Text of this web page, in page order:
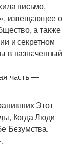
письмо,
извещающее о
а также
и секретном
в назначенный
часть —
Этот
Когда Люди
Безумства.